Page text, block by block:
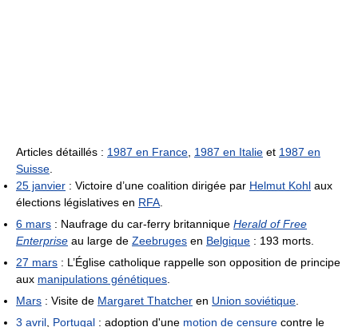
Articles détaillés : 1987 en France 1987 en Italie et 1987 en
Suisse
25 janvier : Victoire d’une coalition dirigée par Helmut Kohl aux
élections législatives en RFA
6 mars : Naufrage du car-ferry britannique Herald of Free
Enterprise au large de Zeebruges en Belgique : 193 morts.
27 mars : L’Église catholique rappelle son opposition de principe
aux manipulations génétiques
Mars : Visite de Margaret Thatcher en Union soviétique
3 avril Portugal : adoption d'une motion de censure contre le